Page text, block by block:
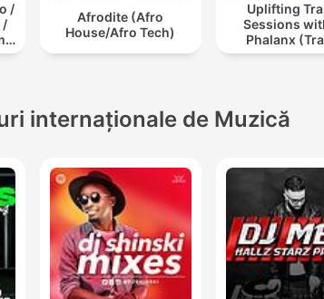
/
/
/
Afrodite (Afro
House/Afro Tech)
Uplifting
Sessions
Phalanx
Podcast)
internaționale de Muzică